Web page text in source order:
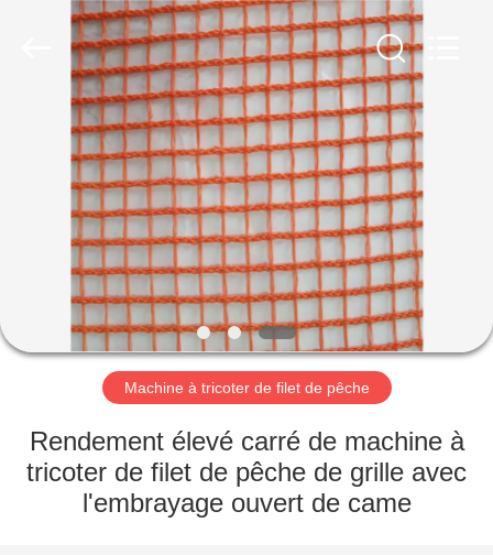
ACCUEIL
PRODUITS
PROPOS
DE
NOUS
VISITE
DE
L'USINE
Machine à tricoter de filet de pêche
Rendement élevé carré de machine à
tricoter de filet de pêche de grille avec
l'embrayage ouvert de came